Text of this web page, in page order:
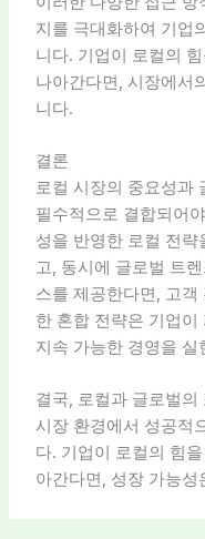
지를 극대화하여 기업
니다. 기업이 로컬의
나아간다면, 시장에서
니다.
결론
로컬 시장의 중요성과
필수적으로 결합되어
성을 반영한 로컬 전
고, 동시에 글로벌 트
스를 제공한다면, 고
한 혼합 전략은 기업
지속 가능한 경영을
결국, 로컬과 글로벌
시장 환경에서 성공적
다. 기업이 로컬의 힘
아간다면, 성장 가능성